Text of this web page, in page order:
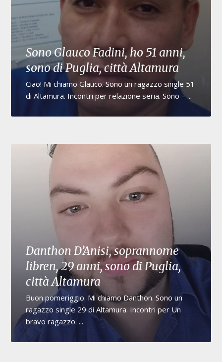
Sono Glauco Fadini, ho 51 anni,
sono di Puglia, città Altamura
Ciao! Mi chiamo Glauco. Sono un ragazzo single 51
di Altamura. Incontri per relazione seria. Sono – ...
Danthon D’Anisi, soprannome
libren, 29 anni, sono di Puglia,
città Altamura
Buon pomeriggio. Mi chiamo Danthon. Sono un
ragazzo single 29 di Altamura. Incontri per Un
bravo ragazzo. ...